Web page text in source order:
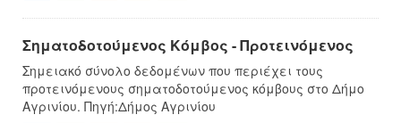
Σηματοδοτούμενος Κόμβος - Προτεινόμενος
Σημειακό σύνολο δεδομένων που περιέχει τους
προτεινόμενους σηματοδοτούμενος κόμβους στο Δήμo
Αγρινίου. Πηγή:Δήμος Αγρινίου